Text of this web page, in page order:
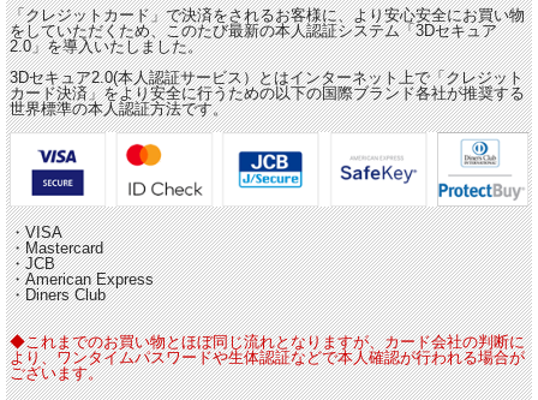
「クレジットカード」で決済をされるお客様に、より安心安全にお買い物
をしていただくため、このたび最新の本人認証システム「3Dセキュア
2.0」を導入いたしました。
3Dセキュア2.0(本人認証サービス）とはインターネット上で「クレジット
カード決済」をより安全に行うための以下の国際ブランド各社が推奨する
世界標準の本人認証方法です。
・VISA
・Mastercard
・JCB
・American Express
・Diners Club
◆これまでのお買い物とほぼ同じ流れとなりますが、カード会社の判断に
より、ワンタイムパスワードや生体認証などで本人確認が行われる場合が
ございます。